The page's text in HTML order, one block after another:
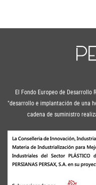
El Fondo Europeo de Desarrollo
"desarrollo e implantación de una
cadena de suministro